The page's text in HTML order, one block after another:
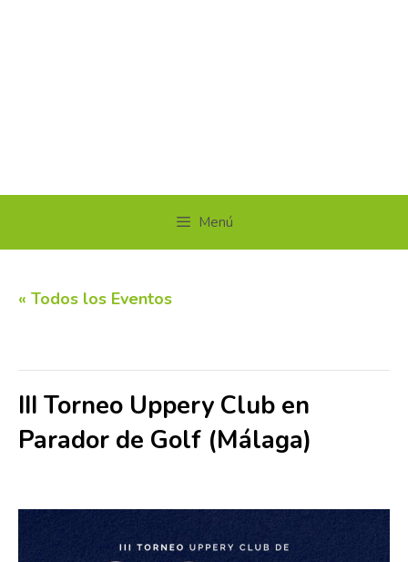
Menú
« Todos los Eventos
III Torneo Uppery Club en
Parador de Golf (Málaga)